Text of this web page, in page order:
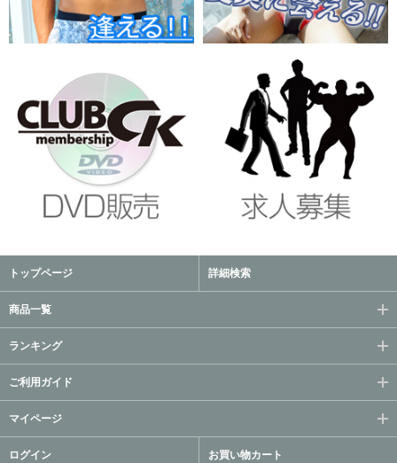
トップページ 詳細検索
商品一覧
ランキング
ご利用ガイド
マイページ
ログイン お買い物カート